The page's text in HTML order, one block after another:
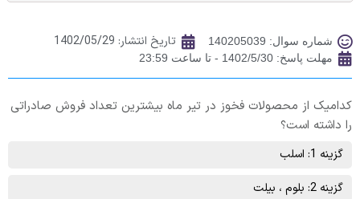
شماره سوال: 140205039 تاریخ انتشار: 1402/05/29
مهلت پاسخ: 1402/5/30 - تا ساعت 23:59
کدامیک از محصولات فخوز در تیر ماه بیشترین تعداد فروش صادراتی
را داشته است؟
گزینه 1: اسلب
گزینه 2: بلوم ، بيلت